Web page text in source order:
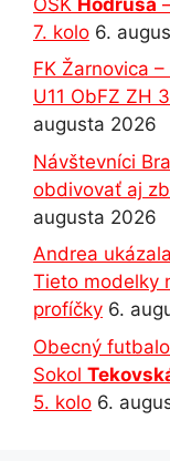
7. kolo 6.
FK Žarnovica –
U11 ObFZ ZH
augusta 2026
Návštevníci
obdivovať aj
augusta 2026
Andrea
Tieto modelky
profíčky 6.
Obecný
Sokol
5. kolo 6.